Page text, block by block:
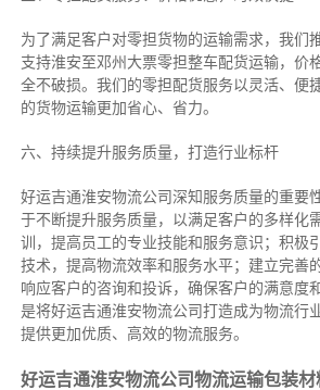
为了满足客户对零担货物的运输需求，我们
支持淮安至邓州大票零担整车配货运输，价
全不破损。我们的零担配货服务以灵活、便
的货物运输更加省心、省力。
六、持续提升服务质量，打造行业标杆
好运吉通淮安物流公司深知服务质量的重要
于不断提升服务质量，以满足客户的多样化
训，提高员工的专业技能和服务意识；积极
技术，提高物流效率和服务水平；建立完善
响应客户的咨询和投诉，确保客户的满意度
是将好运吉通淮安物流公司打造成为物流行
提供更加优质、高效的物流服务。
好运吉通淮安物流公司物流运输包装材